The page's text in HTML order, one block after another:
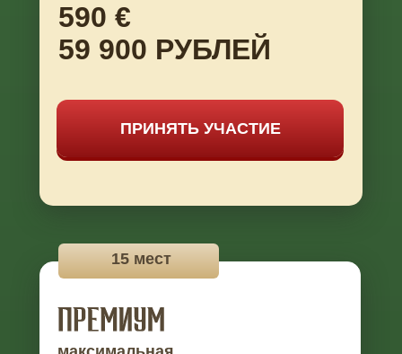
15 мест
ПРИНЯТЬ УЧАСТИЕ
590 €
59 900 РУБЛЕЙ